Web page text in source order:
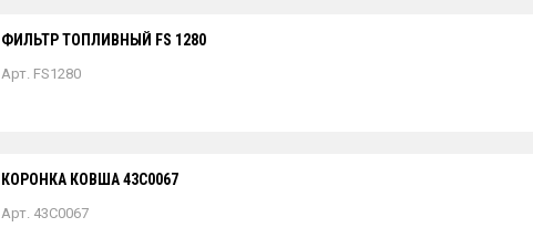
ФИЛЬТР ТОПЛИВНЫЙ FS 1280
Арт. FS1280
КОРОНКА КОВША 43C0067
Арт. 43C0067